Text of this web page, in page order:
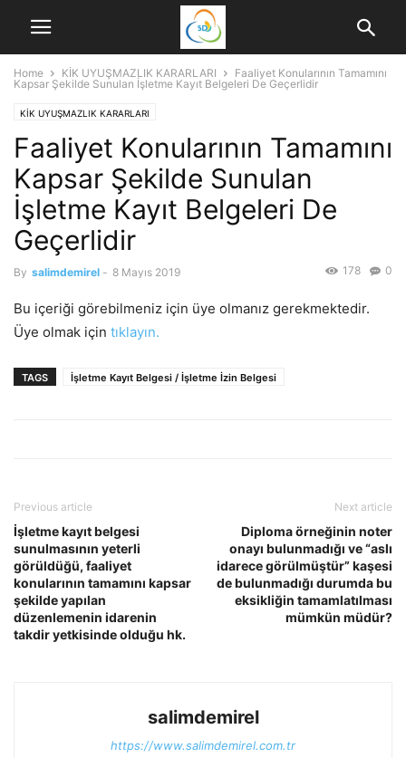
Home KİK UYUŞMAZLIK KARARLARI
Faaliyet Konularının Tamamını
Kapsar Şekilde Sunulan İşletme Kayıt Belgeleri De Geçerlidir
KİK UYUŞMAZLIK KARARLARI
Faaliyet Konularının Tamamını
Kapsar Şekilde Sunulan
İşletme Kayıt Belgeleri De
Geçerlidir
By salimdemirel - 8 Mayıs 2019 0
178
Bu içeriği görebilmeniz için üye olmanız gerekmektedir.
Üye olmak için tıklayın.
TAGS İşletme Kayıt Belgesi / İşletme İzin Belgesi
Previous article
İşletme kayıt belgesi
sunulmasının yeterli
görüldüğü, faaliyet
konularının tamamını kapsar
şekilde yapılan
düzenlemenin idarenin
takdir yetkisinde olduğu hk.
Next article
Diploma örneğinin noter
onayı bulunmadığı ve “aslı
idarece görülmüştür” kaşesi
de bulunmadığı durumda bu
eksikliğin tamamlatılması
mümkün müdür?
salimdemirel
https://www.salimdemirel.com.tr